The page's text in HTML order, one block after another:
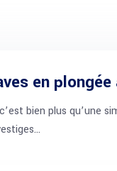
en
bien plus qu’une